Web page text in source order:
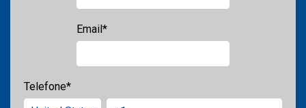
Email*
Telefone*